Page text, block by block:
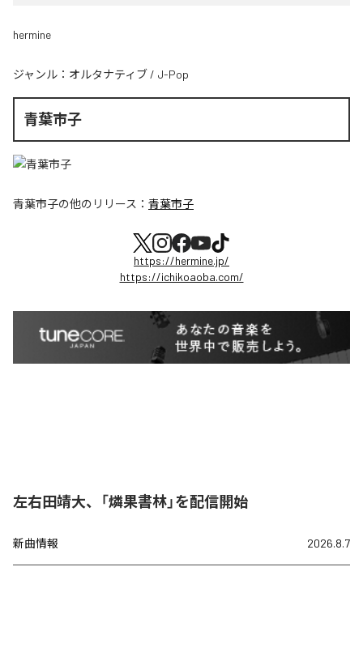
hermine
ジャンル： オルタナティブ / J-Pop
青葉市子
青葉市子の他のリリース： 青葉市子
https://hermine.jp/
https://ichikoaoba.com/
左右田靖大、「燐果書林」を配信開始
新曲情報 2026.8.7